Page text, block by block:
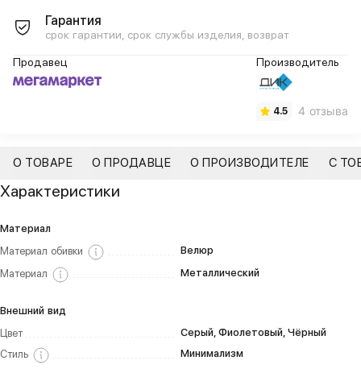
Гарантия
срок гарантии, срок службы изделия, возврат
Продавец Производитель
4.5 4 отзыва
О ТОВАРЕ О ПРОДАВЦЕ О ПРОИЗВОДИТЕЛЕ С
Характеристики
Материал
Материал обивки
Велюр
Материал
Металлический
Внешний вид
Цвет
Серый, Фиолетовый, Чёрный
Стиль
Минимализм